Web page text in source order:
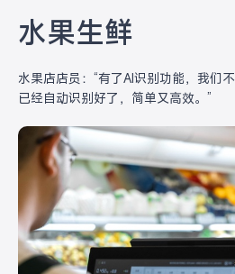
水果生鲜
水果店店员：“有了AI识别功能，我们
已经自动识别好了，简单又高效。”